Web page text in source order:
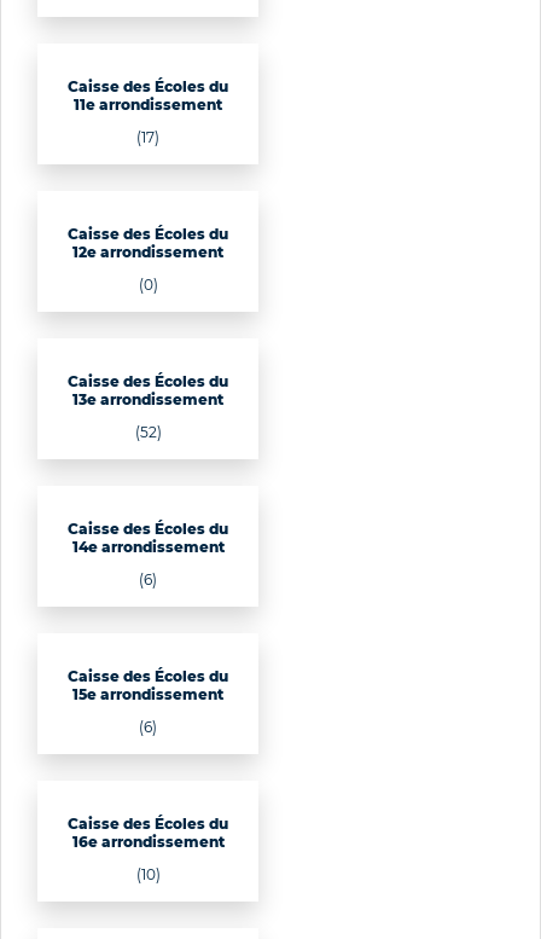
Caisse des Écoles du
11e arrondissement
(17)
Caisse des Écoles du
12e arrondissement
(0)
Caisse des Écoles du
13e arrondissement
(52)
Caisse des Écoles du
14e arrondissement
(6)
Caisse des Écoles du
15e arrondissement
(6)
Caisse des Écoles du
16e arrondissement
(10)